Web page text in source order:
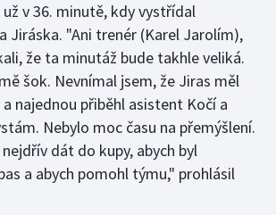
v 36. minutě, kdy vystřídal
Jiráska. "Ani trenér (Karel Jarolím),
že ta minutáž bude takhle veliká.
šok. Nevnímal jsem, že Jiras měl
najednou přiběhl asistent Kočí a
Nebylo moc času na přemýšlení.
dát do kupy, abych byl
a abych pomohl týmu," prohlásil